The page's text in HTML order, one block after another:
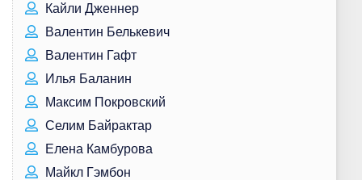
Кайли Дженнер
Валентин Белькевич
Валентин Гафт
Илья Баланин
Максим Покровский
Селим Байрактар
Елена Камбурова
Майкл Гэмбон